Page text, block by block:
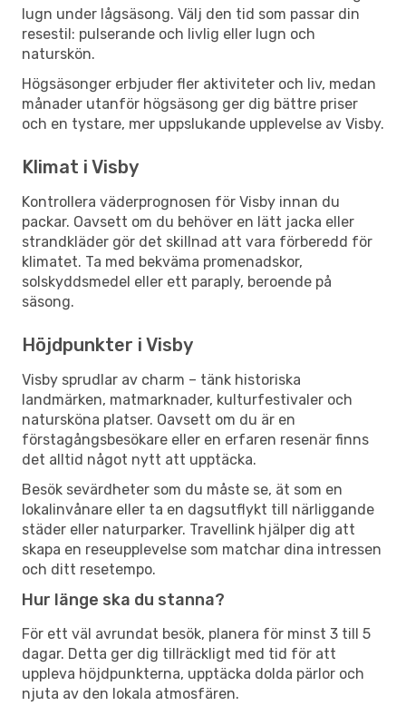
lugn under lågsäsong. Välj den tid som passar din
resestil: pulserande och livlig eller lugn och
naturskön.
Högsäsonger erbjuder fler aktiviteter och liv, medan
månader utanför högsäsong ger dig bättre priser
och en tystare, mer uppslukande upplevelse av Visby.
Klimat i Visby
Kontrollera väderprognosen för Visby innan du
packar. Oavsett om du behöver en lätt jacka eller
strandkläder gör det skillnad att vara förberedd för
klimatet. Ta med bekväma promenadskor,
solskyddsmedel eller ett paraply, beroende på
säsong.
Höjdpunkter i Visby
Visby sprudlar av charm – tänk historiska
landmärken, matmarknader, kulturfestivaler och
natursköna platser. Oavsett om du är en
förstagångsbesökare eller en erfaren resenär finns
det alltid något nytt att upptäcka.
Besök sevärdheter som du måste se, ät som en
lokalinvånare eller ta en dagsutflykt till närliggande
städer eller naturparker. Travellink hjälper dig att
skapa en reseupplevelse som matchar dina intressen
och ditt resetempo.
Hur länge ska du stanna?
För ett väl avrundat besök, planera för minst 3 till 5
dagar. Detta ger dig tillräckligt med tid för att
uppleva höjdpunkterna, upptäcka dolda pärlor och
njuta av den lokala atmosfären.